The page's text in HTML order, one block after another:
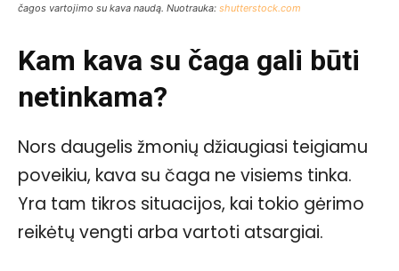
čagos vartojimo su kava naudą. Nuotrauka: shutterstock.com
Kam kava su čaga gali būti
netinkama?
Nors daugelis žmonių džiaugiasi teigiamu
poveikiu, kava su čaga ne visiems tinka.
Yra tam tikros situacijos, kai tokio gėrimo
reikėtų vengti arba vartoti atsargiai.